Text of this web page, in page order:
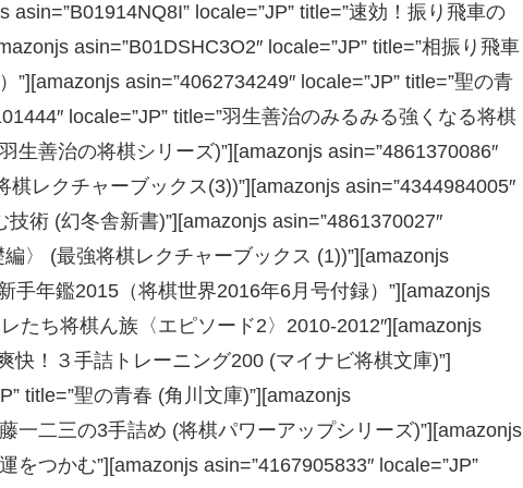
locale=”JP” title=”速効！振り飛車の
asin=”B01DSHC3O2″ locale=”JP” title=”相振り飛車
asin=”4062734249″ locale=”JP” title=”聖の青
locale=”JP” title=”羽生善治のみるみる強くなる将棋
生善治の将棋シリーズ)”][amazonjs asin=”4861370086″
棋レクチャーブックス(3))”][amazonjs asin=”4344984005″
技術 (幻冬舎新書)”][amazonjs asin=”4861370027″
編〉 (最強将棋レクチャーブックス (1))”][amazonjs
手年鑑2015（将棋世界2016年6月号付録）”][amazonjs
たち将棋ん族〈エピソード2〉2010-2012″][amazonjs
快！３手詰トレーニング200 (マイナビ将棋文庫)”]
title=”聖の青春 (角川文庫)”][amazonjs
一二三の3手詰め (将棋パワーアップシリーズ)”][amazonjs
をつかむ”][amazonjs asin=”4167905833″ locale=”JP”